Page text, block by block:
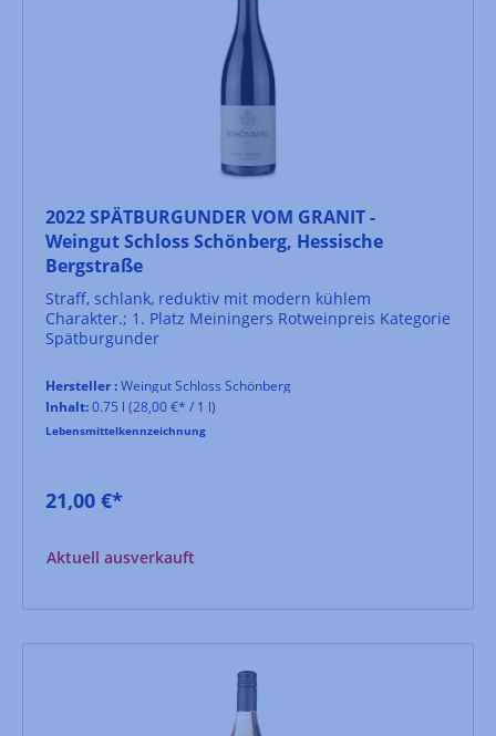
2022 SPÄTBURGUNDER VOM GRANIT -
Weingut Schloss Schönberg, Hessische
Bergstraße
Straff, schlank, reduktiv mit modern kühlem
Charakter.; 1. Platz Meiningers Rotweinpreis Kategorie
Spätburgunder
Hersteller :Weingut Schloss Schönberg
Inhalt:0.75 l (28,00 €* / 1 l)
Lebensmittelkennzeichnung
21,00 €*
Aktuell ausverkauft